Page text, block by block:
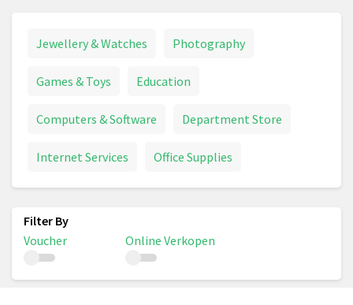
Jewellery & Watches Photography
Games & Toys Education
Computers & Software Department Store
Internet Services Office Supplies
Voucher Online Verkopen